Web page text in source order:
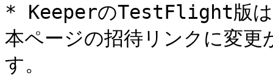
* KeeperのTestFlight版は
本ページの招待リンクに変
す。